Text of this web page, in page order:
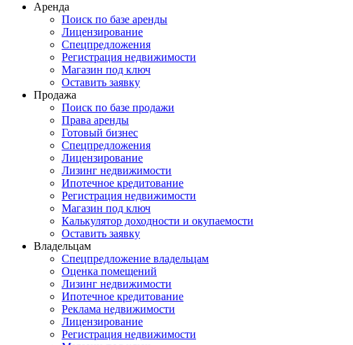
Аренда
Поиск по базе аренды
Лицензирование
Спецпредложения
Регистрация недвижимости
Магазин под ключ
Оставить заявку
Продажа
Поиск по базе продажи
Права аренды
Готовый бизнес
Спецпредложения
Лицензирование
Лизинг недвижимости
Ипотечное кредитование
Регистрация недвижимости
Магазин под ключ
Калькулятор доходности и окупаемости
Оставить заявку
Владельцам
Спецпредложение владельцам
Оценка помещений
Лизинг недвижимости
Ипотечное кредитование
Реклама недвижимости
Лицензирование
Регистрация недвижимости